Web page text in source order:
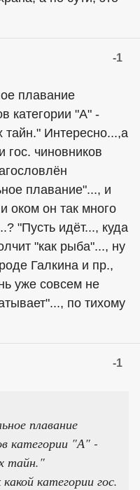
-1
плавание
категории "А" -
тайн." Интересно...,а
гос. чиновников
плавание"..., и
оком он так много
"Пусть идёт..., куда
"как рыба"..., ну
Галкина и пр.,
уже совсем не
по тихому
-1
плавание
категории "А" -
тайн."
категории гос.